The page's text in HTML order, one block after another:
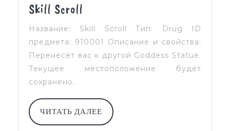
Skill Scroll
Scroll
Название: Skill Scroll Тип: Drug ID
предмета: 910001 Описание и свойства:
Перенесёт вас к другой Goddess Statue.
Текущее местоположение будет
сохранено.
ЧИТАТЬ ДАЛЕЕ ЧИТАТЬ
ДАЛЕЕ